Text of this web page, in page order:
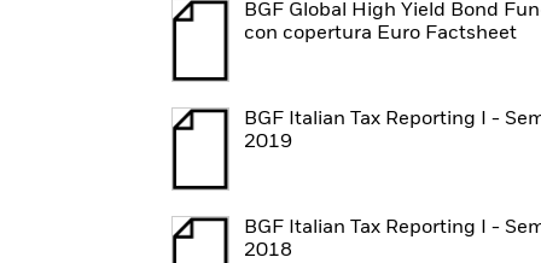
BGF Global High Yield Bond
con copertura Euro Factsheet
BGF Italian Tax Reporting I -
2019
BGF Italian Tax Reporting I -
2018